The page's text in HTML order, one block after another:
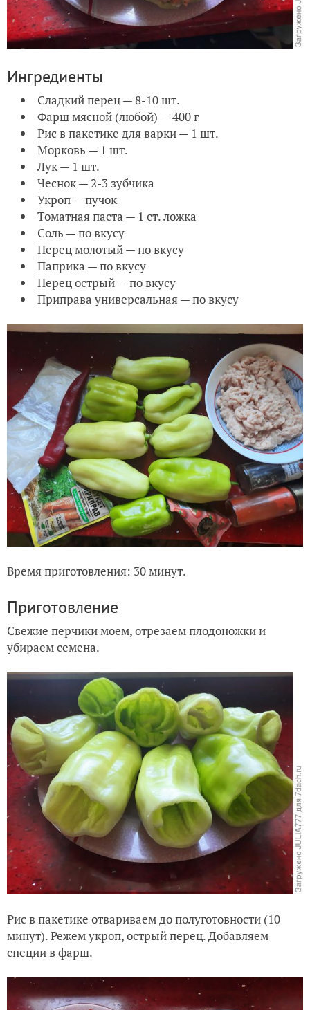
Ингредиенты
Сладкий перец — 8-10 шт.
Фарш мясной (любой) — 400 г
Рис в пакетике для варки — 1 шт.
Морковь — 1 шт.
Лук — 1 шт.
Чеснок — 2-3 зубчика
Укроп — пучок
Томатная паста — 1 ст. ложка
Соль — по вкусу
Перец молотый — по вкусу
Паприка — по вкусу
Перец острый — по вкусу
Приправа универсальная — по вкусу
Время приготовления: 30 минут.
Приготовление
Свежие перчики моем, отрезаем плодоножки и
убираем семена.
Рис в пакетике отвариваем до полуготовности (10
минут). Режем укроп, острый перец. Добавляем
специи в фарш.